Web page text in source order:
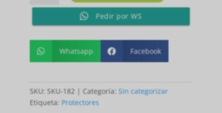
CARBONO
NEGRO
cantidad
Pedir por WS
 Whatsapp  Facebook
SKU: SKU-182 Categoría: Sin categorizar
Etiqueta: Protectores